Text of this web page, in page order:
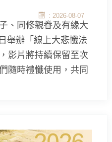
: 2026-08-07
、同修親眷及有緣大
舉辦「線上大悲懺法
影片將持續保留至次
隨時禮懺使用，共同